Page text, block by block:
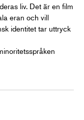
liv. Det är en film
eran och vill
identitet tar uttryck